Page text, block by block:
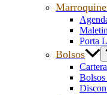
Porta
Bolsos